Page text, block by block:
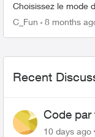
Choisissez le mode
Configurer l...
C_Fun 8 months
Recent
Code par
10 days ago